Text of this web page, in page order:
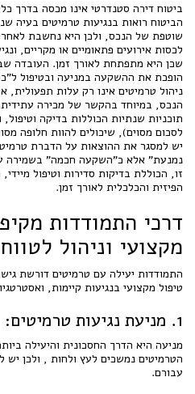
ביטוח דירה סטנדרטי אינו מכסה בדרך
הביטוח רואות בנגיעות טרמיטים בעיה
שוטפת של הנכס, ולכן היא נחשבת
לכסות אירועים פתאומיים או מקריים,
שכן היא מתפתחת לאורך זמן. העובדה
הופכת את ההשקעה במניעה ובטיפול
ניהול טרמיטים אינו רק עלות
הנכס, במיוחד בהקשר של מכירה
תוכניות שנתיות הכוללות בדיקה
לסכום מסוים), שיכולים להוות חלופה
יש למסגר את ההוצאות על הדברת
נמנעת" אלא כ"השקעה חכמה" בשמירה
זו, הכוללת בדיקות סדירות וטיפול
הפיזית והכלכלית לאורך זמן.
דרכי התמודדות
מקצועי וניהול
התמודדות יעילה עם טרמיטים דורשת
טיפול מקצועי בנגיעות קיימות,
1. מניעת נגיעות טרמיטים:
מניעה היא הדרך החסכונית והיעילה
הטרמיטים נמשכים לעץ ולחות , ולכן יש
עבורם.